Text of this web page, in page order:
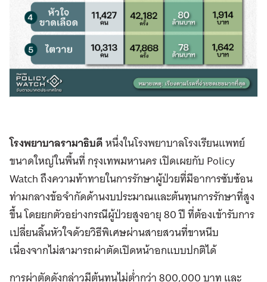
โรงพยาบาลรามาธิบดีหนึ่งในโรงพยาบาลโรงเรียนแพทย์
ขนาดใหญ่ในพื้นที่ กรุงเทพมหานคร เปิดเผยกับ Policy
Watch ถึงความท้าทายในการรักษาผู้ป่วยที่มีอาการซับซ้อน
ท่ามกลางข้อจำกัดด้านงบประมาณและต้นทุนการรักษาที่สูง
ขึ้น โดยยกตัวอย่างกรณีผู้ป่วยสูงอายุ 80 ปี ที่ต้องเข้ารับการ
เปลี่ยนลิ้นหัวใจด้วยวิธีพิเศษผ่านสายสวนที่ขาหนีบ
เนื่องจากไม่สามารถผ่าตัดเปิดหน้าอกแบบปกติได้
การผ่าตัดดังกล่าวมีต้นทุนไม่ต่ำกว่า 800,000 บาท และ